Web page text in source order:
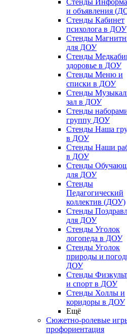
Стенды
и объявления
Стенды Кабинет
психолога в ДОУ
Стенды
для ДОУ
Стенды
здоровье в ДОУ
Стенды Меню и
списки в ДОУ
Стенды
зал в ДОУ
Стенды
группу ДОУ
Стенды Наша
в ДОУ
Стенды Наши
в ДОУ
Стенды
для ДОУ
Стенды
Педагогический
коллектив (ДОУ)
Стенды
для ДОУ
Стенды Уголок
логопеда в ДОУ
Стенды Уголок
природы и
ДОУ
Стенды
и спорт в ДОУ
Стенды Холлы и
коридоры в ДОУ
Ещё
Сюжетно-ролевые
профориентация